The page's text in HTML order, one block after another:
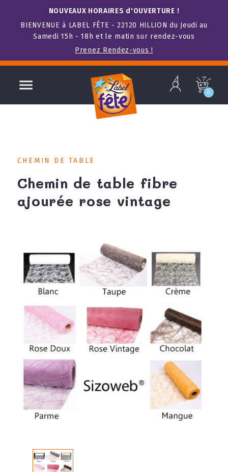
NOUVEAUX HORAIRES d'OUVERTURE !
BIENVENUE à LABEL FÊTE - 22120 HILLION du Jeudi au
Samedi 15h - 18h et le matin sur rendez-vous
Prenez Rendez-vous !
 b c
0
CHEMIN DE TABLE
Chemin de table fibre
ajourée rose vintage